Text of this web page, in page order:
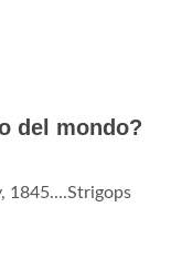
del mondo?
1845....Strigops